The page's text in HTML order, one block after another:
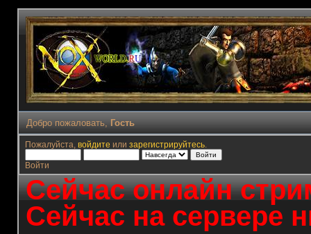
Добро пожаловать, Гость
Пожалуйста, войдите или зарегистрируйтесь.
Войти
Сейчас онлайн
Сейчас на сервере